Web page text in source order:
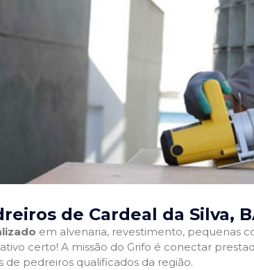
de Cardeal da Silva,
em alvenaria, revestimento, pequenas
certo! A missão do Grifo é conectar
de pedreiros qualificados da região.